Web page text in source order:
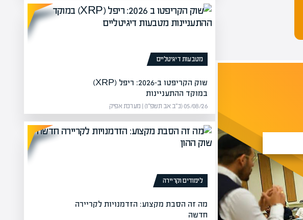
מטבעות דיגיטליים
שוק הקריפטו ב-2026: ריפל (XRP)
במוקד ההתעניינות
05/08/26 (כ״ב אב תשפ״ו) | מערכת אפיק
לימודים וקריירה
מה זה הסבת מקצוע: הזדמנויות לקריירה
חדשה